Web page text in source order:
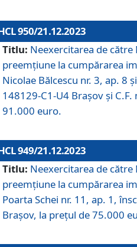
950/21.12.2023
Titlu: Neexercitarea de
preemțiune la cumpărarea
Nicolae Bălcescu nr. 3, ap. 8
148129-C1-U4 Brașov și
91.000 euro.
949/21.12.2023
Titlu: Neexercitarea de
preemțiune la cumpărarea
Poarta Schei nr. 11, ap. 1,
Brașov, la prețul de 75.000